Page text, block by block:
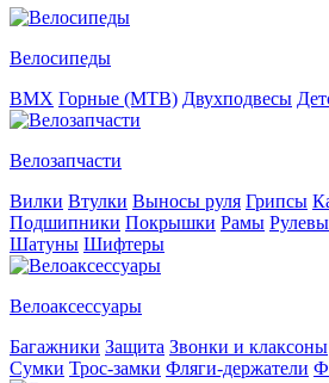
Велосипеды
BMX Горные (MTB) Двухподвесы
Велозапчасти
Вилки Втулки Выносы руля Грипсы
Подшипники Покрышки Рамы
Шатуны Шифтеры
Велоаксессуары
Багажники Защита Звонки и клаксоны
Сумки Трос-замки Фляги-держатели